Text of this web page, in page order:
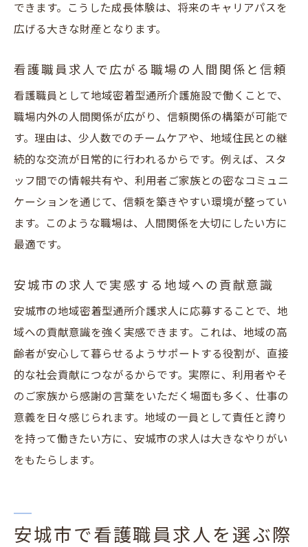
できます。こうした成長体験は、将来のキャリアパスを
広げる大きな財産となります。
看護職員求人で広がる職場の人間関係と信頼
看護職員として地域密着型通所介護施設で働くことで、
職場内外の人間関係が広がり、信頼関係の構築が可能で
す。理由は、少人数でのチームケアや、地域住民との継
続的な交流が日常的に行われるからです。例えば、スタ
ッフ間での情報共有や、利用者ご家族との密なコミュニ
ケーションを通じて、信頼を築きやすい環境が整ってい
ます。このような職場は、人間関係を大切にしたい方に
最適です。
安城市の求人で実感する地域への貢献意識
安城市の地域密着型通所介護求人に応募することで、地
域への貢献意識を強く実感できます。これは、地域の高
齢者が安心して暮らせるようサポートする役割が、直接
的な社会貢献につながるからです。実際に、利用者やそ
のご家族から感謝の言葉をいただく場面も多く、仕事の
意義を日々感じられます。地域の一員として責任と誇り
を持って働きたい方に、安城市の求人は大きなやりがい
をもたらします。
安城市で看護職員求人を選ぶ際